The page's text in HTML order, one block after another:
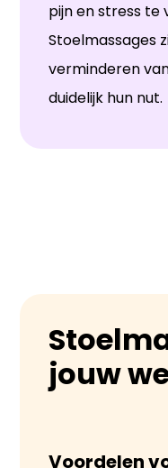
pijn en stress te
Stoelmassages
verminderen
duidelijk hun nut.
jouw
Voordelen